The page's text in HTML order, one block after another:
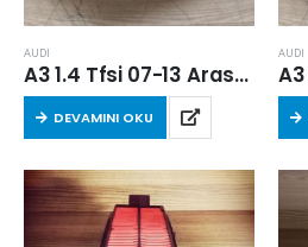
AUDI
A3 1.4 Tfsi 07-13 Arası Karbonlu Kabin Filtresi (CAX-CMS)
DEVAMINI OKU
AUDI